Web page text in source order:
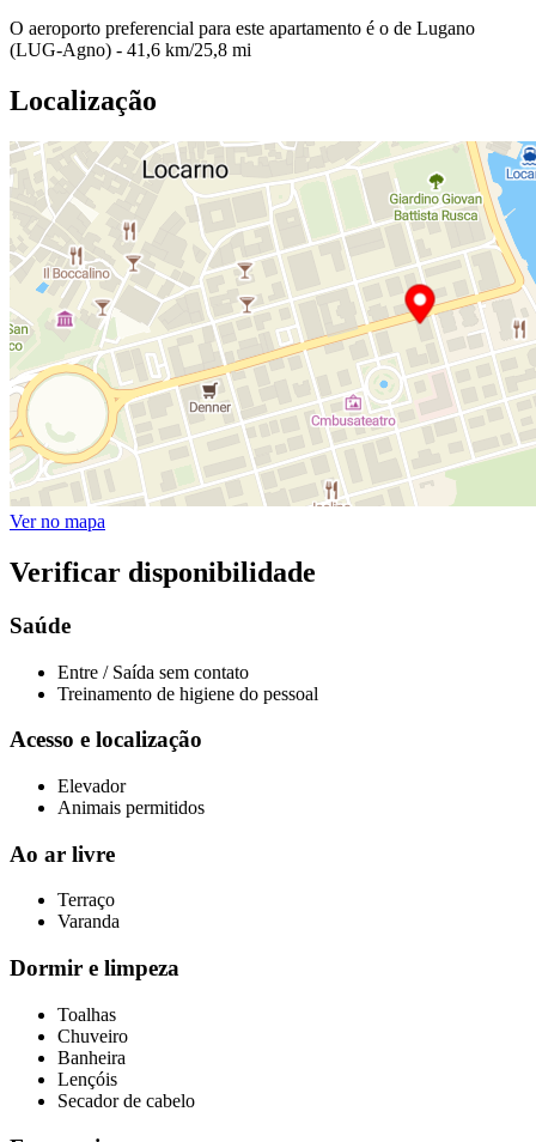
O aeroporto preferencial para este apartamento é o de Lugano
(LUG-Agno) - 41,6 km/25,8 mi
Localização
Ver no mapa
Verificar disponibilidade
Saúde
Entre / Saída sem contato
Treinamento de higiene do pessoal
Acesso e localização
Elevador
Animais permitidos
Ao ar livre
Terraço
Varanda
Dormir e limpeza
Toalhas
Chuveiro
Banheira
Lençóis
Secador de cabelo